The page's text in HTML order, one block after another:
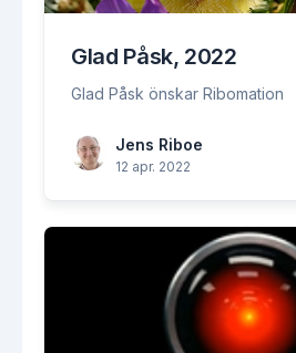
Glad Påsk, 2022
Glad Påsk önskar Ribomation
Jens Riboe
12 apr. 2022